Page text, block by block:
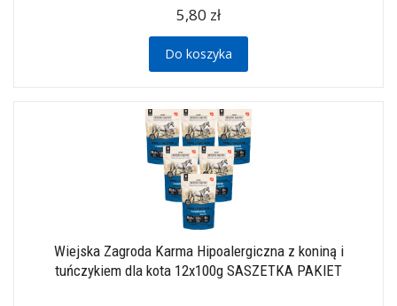
5,80 zł
Do koszyka
Wiejska Zagroda Karma Hipoalergiczna z koniną i
tuńczykiem dla kota 12x100g SASZETKA PAKIET